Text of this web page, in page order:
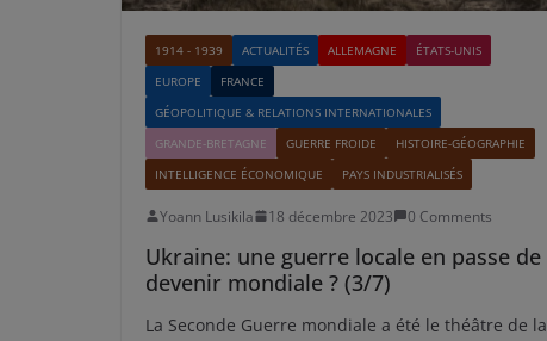
1914 - 1939 ACTUALITÉS ALLEMAGNE
ÉTATS-UNIS
EUROPE
FRANCE
GÉOPOLITIQUE & RELATIONS INTERNATIONALES
GRANDE-BRETAGNE
GUERRE FROIDE
HISTOIRE-GÉOGRAPHIE
INTELLIGENCE ÉCONOMIQUE
PAYS INDUSTRIALISÉS
Yoann Lusikila 18 décembre 2023 0 Comments
Ukraine: une guerre locale en passe de
devenir mondiale ? (3/7)
La Seconde Guerre mondiale a été le théâtre de la